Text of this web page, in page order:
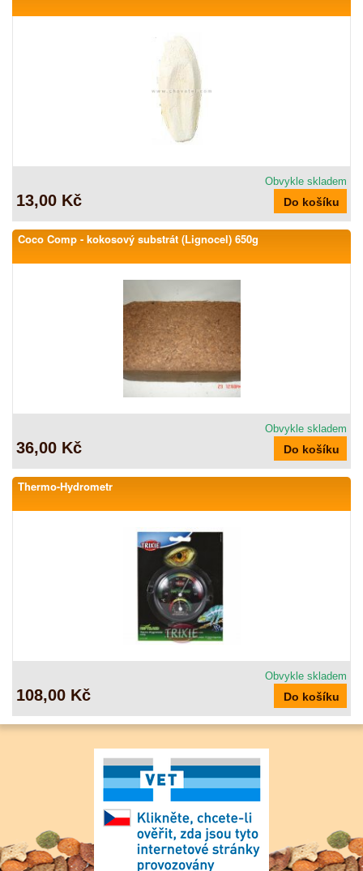
Obvykle skladem
13,00 Kč
Coco Comp - kokosový substrát (Lignocel) 650g
Obvykle skladem
36,00 Kč
Thermo-Hydrometr
Obvykle skladem
108,00 Kč